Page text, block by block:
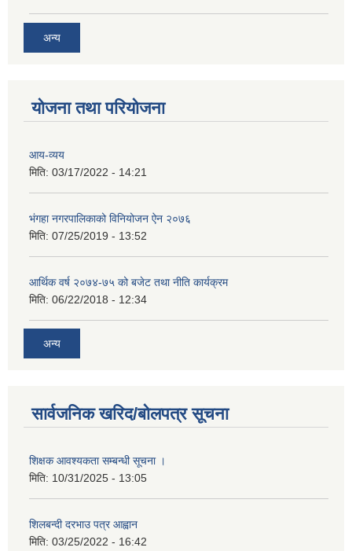
अन्य
योजना तथा परियोजना
आय-व्यय
मिति: 03/17/2022 - 14:21
भंगहा नगरपालिकाको विनियोजन ऐन २०७६
मिति: 07/25/2019 - 13:52
आर्थिक वर्ष २०७४-७५ को बजेट तथा नीति कार्यक्रम
मिति: 06/22/2018 - 12:34
अन्य
सार्वजनिक खरिद/बोलपत्र सूचना
शिक्षक आवश्यकता सम्बन्धी सूचना ।
मिति: 10/31/2025 - 13:05
शिलबन्दी दरभाउ पत्र आह्वान
मिति: 03/25/2022 - 16:42